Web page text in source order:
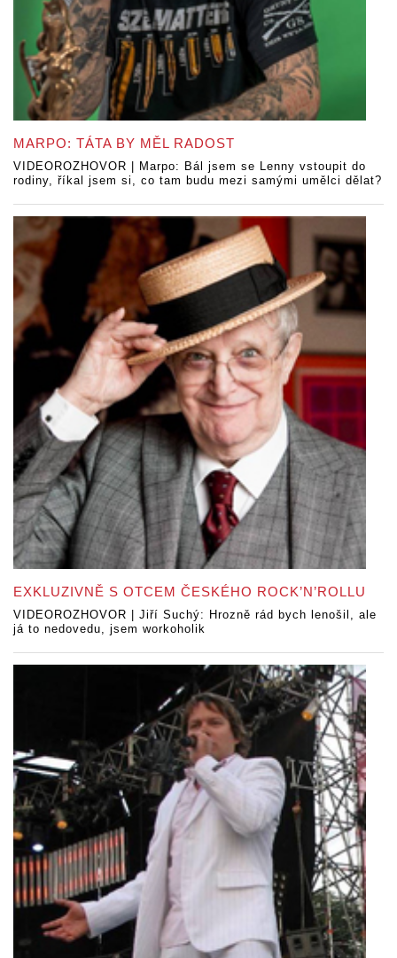
MARPO: TÁTA BY MĚL RADOST
VIDEOROZHOVOR | Marpo: Bál jsem se Lenny vstoupit do
rodiny, říkal jsem si, co tam budu mezi samými umělci dělat?
EXKLUZIVNĚ S OTCEM ČESKÉHO ROCK’N’ROLLU
VIDEOROZHOVOR | Jiří Suchý: Hrozně rád bych lenošil, ale
já to nedovedu, jsem workoholik